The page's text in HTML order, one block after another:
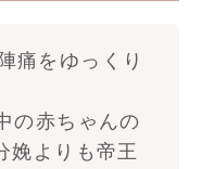
痛をゆっくり
の赤ちゃんの
娩よりも帝王